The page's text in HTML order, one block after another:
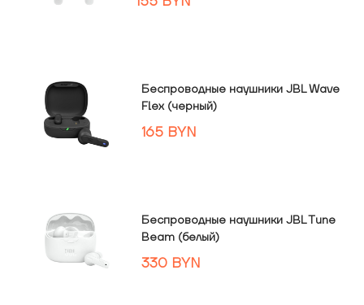
Беспроводные наушники JBL Wave
Flex (черный)
165 BYN
Беспроводные наушники JBL Tune
Beam (белый)
330 BYN